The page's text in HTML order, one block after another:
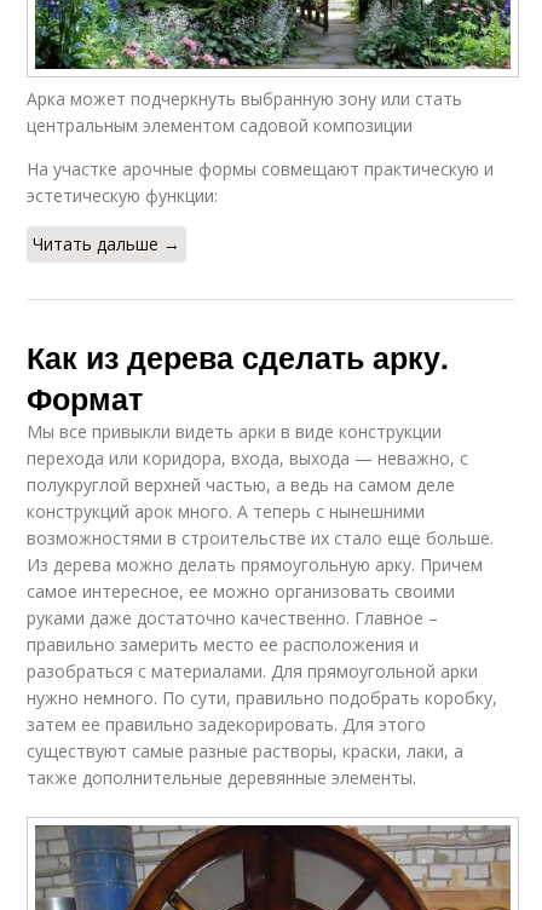
Арка может подчеркнуть выбранную зону или стать
центральным элементом садовой композиции
На участке арочные формы совмещают практическую и
эстетическую функции:
Читать дальше →
Как из дерева сделать арку.
Формат
Мы все привыкли видеть арки в виде конструкции
перехода или коридора, входа, выхода — неважно, с
полукруглой верхней частью, а ведь на самом деле
конструкций арок много. А теперь с нынешними
возможностями в строительстве их стало еще больше.
Из дерева можно делать прямоугольную арку. Причем
самое интересное, ее можно организовать своими
руками даже достаточно качественно. Главное –
правильно замерить место ее расположения и
разобраться с материалами. Для прямоугольной арки
нужно немного. По сути, правильно подобрать коробку,
затем ее правильно задекорировать. Для этого
существуют самые разные растворы, краски, лаки, а
также дополнительные деревянные элементы.